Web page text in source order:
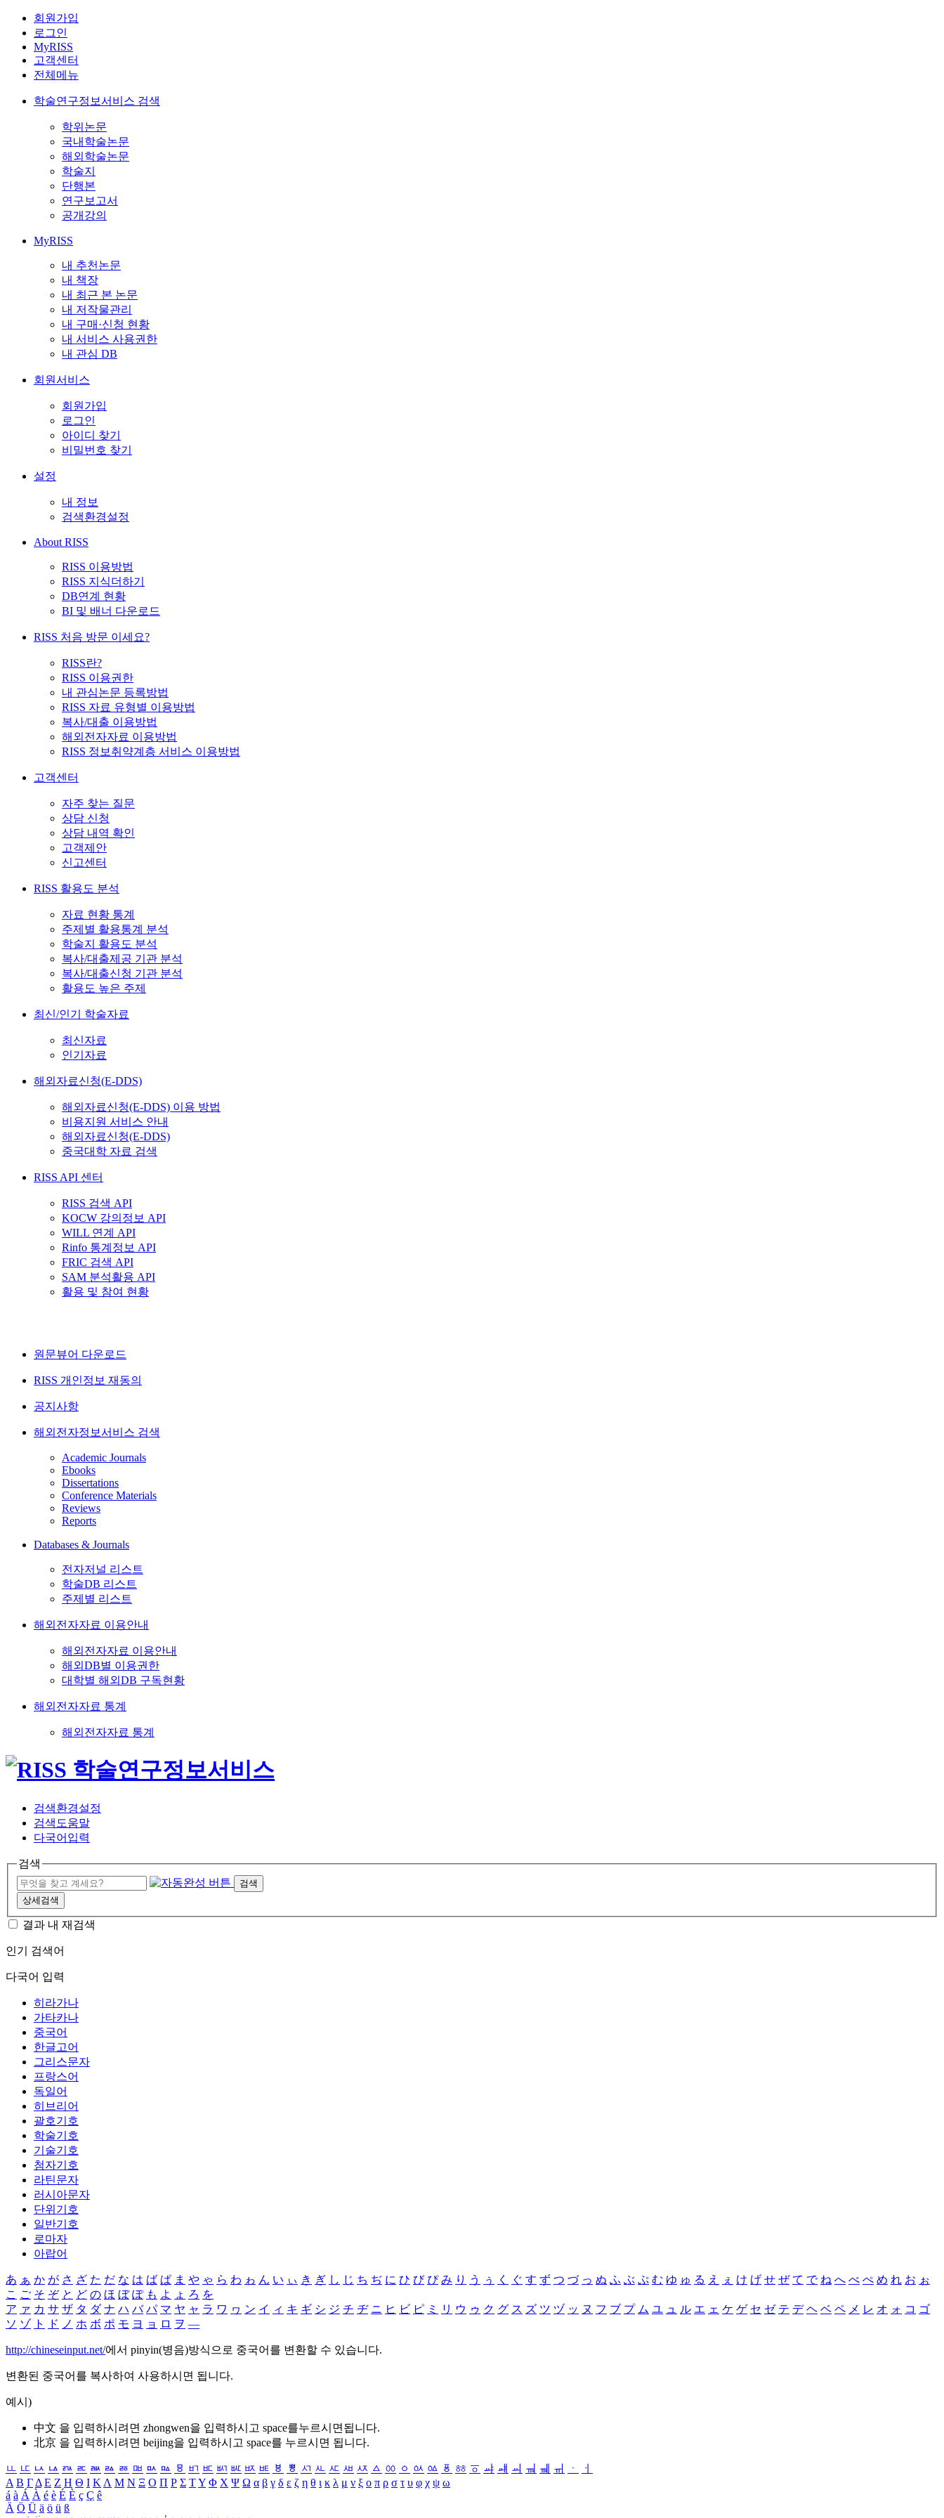
회원가입
로그인
MyRISS
고객센터
전체메뉴
학술연구정보서비스 검색
학위논문
국내학술논문
해외학술논문
학술지
단행본
연구보고서
공개강의
MyRISS
내 추천논문
내 책장
내 최근 본 논문
내 저작물관리
내 구매·신청 현황
내 서비스 사용권한
내 관심 DB
회원서비스
회원가입
로그인
아이디 찾기
비밀번호 찾기
설정
내 정보
검색환경설정
About RISS
RISS 이용방법
RISS 지식더하기
DB연계 현황
BI 및 배너 다운로드
RISS 처음 방문 이세요?
RISS란?
RISS 이용권한
내 관심논문 등록방법
RISS 자료 유형별 이용방법
복사/대출 이용방법
해외전자자료 이용방법
RISS 정보취약계층 서비스 이용방법
고객센터
자주 찾는 질문
상담 신청
상담 내역 확인
고객제안
신고센터
RISS 활용도 분석
자료 현황 통계
주제별 활용통계 분석
학술지 활용도 분석
복사/대출제공 기관 분석
복사/대출신청 기관 분석
활용도 높은 주제
최신/인기 학술자료
최신자료
인기자료
해외자료신청(E-DDS)
해외자료신청(E-DDS) 이용 방법
비용지원 서비스 안내
해외자료신청(E-DDS)
중국대학 자료 검색
RISS API 센터
RISS 검색 API
KOCW 강의정보 API
WILL 연계 API
Rinfo 통계정보 API
FRIC 검색 API
SAM 분석활용 API
활용 및 참여 현황
원문뷰어 다운로드
RISS 개인정보 재동의
공지사항
해외전자정보서비스 검색
Academic Journals
Ebooks
Dissertations
Conference Materials
Reviews
Reports
Databases & Journals
전자저널 리스트
학술DB 리스트
주제별 리스트
해외전자자료 이용안내
해외전자자료 이용안내
해외DB별 이용권한
대학별 해외DB 구독현황
해외전자자료 통계
해외전자자료 통계
검색환경설정
검색도움말
다국어입력
검색
검색
상세검색
결과 내 재검색
인기 검색어
다국어 입력
히라가나
가타카나
중국어
한글고어
그리스문자
프랑스어
독일어
히브리어
괄호기호
학술기호
기술기호
첨자기호
라틴문자
러시아문자
단위기호
일반기호
로마자
아랍어
あ ぁ か が さ ざ た だ な は ば ぱ ま や ゃ ら わ ゎ ん い ぃ き ぎ し じ ち ぢ に ひ び ぴ み り う ぅ く ぐ す ず つ づ っ ぬ ふ ぶ ぷ む ゆ ゅ る え ぇ け げ せ ぜ て で ね へ べ ぺ め れ お ぉ
こ ご そ ぞ と ど の ほ ぼ ぽ も よ ょ ろ を
ア ァ カ サ ザ タ ダ ナ ハ バ パ マ ヤ ャ ラ ワ ヮ ン イ ィ キ ギ シ ジ チ ヂ ニ ヒ ビ ピ ミ リ ウ ゥ ク グ ス ズ ツ ヅ ッ ヌ フ ブ プ ム ユ ュ ル エ ェ ケ ゲ セ ゼ テ デ ヘ ベ ペ メ レ オ ォ コ ゴ
ソ ゾ ト ド ノ ホ ボ ポ モ ヨ ョ ロ ヲ ―
http://chineseinput.net/에서 pinyin(병음)방식으로 중국어를 변환할 수 있습니다.
변환된 중국어를 복사하여 사용하시면 됩니다.
예시)
中文 을 입력하시려면 zhongwen을 입력하시고 space를누르시면됩니다.
北京 을 입력하시려면 beijing을 입력하시고 space를 누르시면 됩니다.
ㅥ ㅦ ㅧ ㅨ ㅩ ㅪ ㅫ ㅬ ㅭ ㅮ ㅯ ㅰ ㅱ ㅲ ㅳ ㅴ ㅵ ㅶ ㅷ ㅸ ㅹ ㅺ ㅻ ㅼ ㅽ ㅾ ㅿ ㆀ ㆁ ㆂ ㆃ ㆄ ㆅ ㆆ ㆇ ㆈ ㆉ ㆊ ㆋ ㆌ ㆍ
ㆎ
Α Β ΓΔ Ε Ζ Η Θ Ι ΚΛ Μ Ν Ξ Ο Π Ρ Σ ΤΥ Φ Χ Ψ Ω α β γ δ ε ζ η θ ι κ λ μ ν ξ ο π ρ σ τ υ φ χ ψ ω
á à Á À é è É È ç Ç ê
Ä Ö Ü ä ö ü ß